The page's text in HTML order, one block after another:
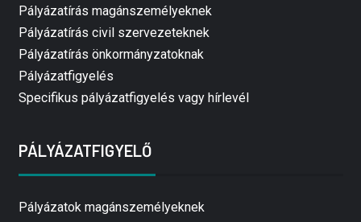
Pályázatírás magánszemélyeknek
Pályázatírás civil szervezeteknek
Pályázatírás önkormányzatoknak
Pályázatfigyelés
Specifikus pályázatfigyelés vagy hírlevél
PÁLYÁZATFIGYELŐ
Pályázatok magánszemélyeknek